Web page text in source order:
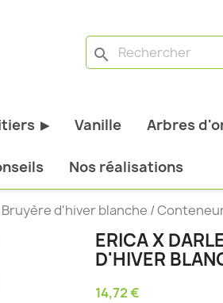
search
▶
les fruitiers
et arbustes fruitiers
nains
Colonnaires
Vanille Arbres
Nos réalisations
d'hiver blanche /
ERICA X
D'HIVER
14,72 €